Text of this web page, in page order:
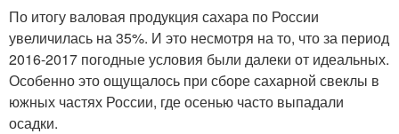
По итогу валовая продукция сахара по России
увеличилась на 35%. И это несмотря на то, что за период
2016-2017 погодные условия были далеки от идеальных.
Особенно это ощущалось при сборе сахарной свеклы в
южных частях России, где осенью часто выпадали
осадки.